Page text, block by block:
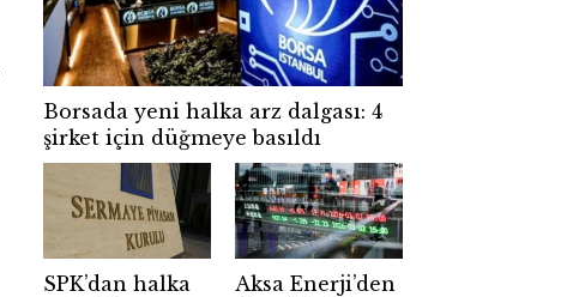
Borsada yeni halka arz dalgası: 4
şirket için düğmeye basıldı
SPK’dan halka
Aksa Enerji’den